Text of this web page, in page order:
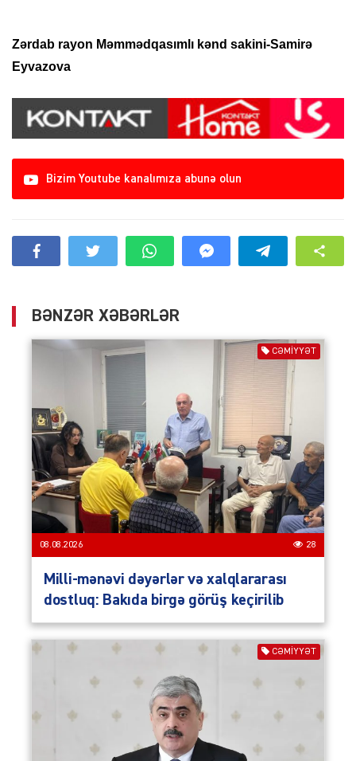
Zərdab rayon Məmmədqasımlı kənd sakini-Samirə
Eyvazova
Bizim Youtube kanalımıza abunə olun
BƏNZƏR XƏBƏRLƏR
CƏMIYYƏT
08.08.2026 28
Milli-mənəvi dəyərlər və xalqlararası
dostluq: Bakıda birgə görüş keçirilib
CƏMIYYƏT